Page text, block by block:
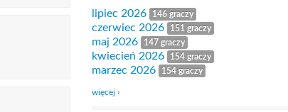
lipiec 2026 146 graczy
czerwiec 2026 151 graczy
maj 2026 147 graczy
kwiecień 2026 154 graczy
marzec 2026 154 graczy
więcej ›